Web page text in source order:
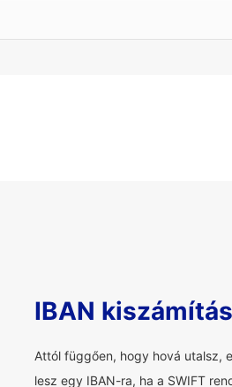
IBAN
Attól függően, hogy hová utalsz,
lesz egy IBAN-ra, ha a SWIFT